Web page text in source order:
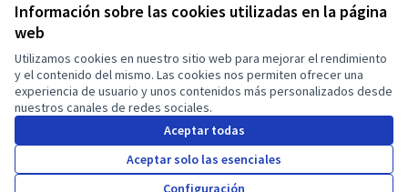
Información sobre las cookies utilizadas en la página
web
Utilizamos cookies en nuestro sitio web para mejorar el rendimiento
y el contenido del mismo. Las cookies nos permiten ofrecer una
experiencia de usuario y unos contenidos más personalizados desde
nuestros canales de redes sociales.
Aceptar todas
Aceptar solo las esenciales
Configuración
Términos y condiciones de uso
Configuración de cookies
Manifiesto JT - Campaña Ropa Limpia en Facebook
Manifiesto JT - Campaña Ropa Limpia en Instagram
Sprache wählenChoisir la langue Choose